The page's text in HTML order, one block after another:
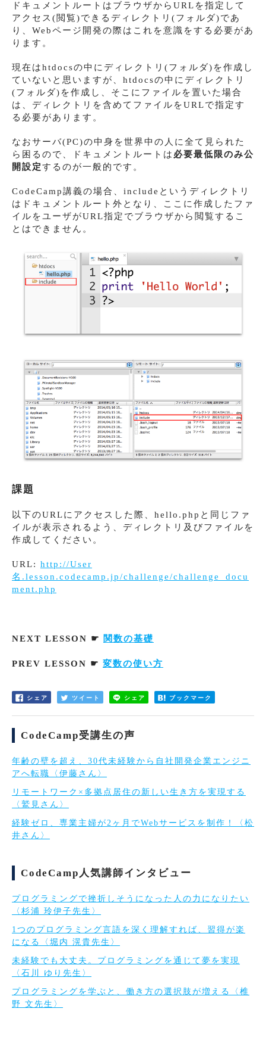
ドキュメントルートはブラウザからURLを指定して
アクセス(閲覧)できるディレクトリ(フォルダ)であ
り、Webページ開発の際はこれを意識をする必要があ
ります。
現在はhtdocsの中にディレクトリ(フォルダ)を作成し
ていないと思いますが、htdocsの中にディレクトリ
(フォルダ)を作成し、そこにファイルを置いた場合
は、ディレクトリを含めてファイルをURLで指定す
る必要があります。
なおサーバ(PC)の中身を世界中の人に全て見られた
ら困るので、ドキュメントルートは 必要最低限のみ公
開設定するのが一般的です。
CodeCamp講義の場合、includeというディレクトリ
はドキュメントルート外となり、ここに作成したファ
イルをユーザがURL指定でブラウザから閲覧するこ
とはできません。
課題
以下のURLにアクセスした際、hello.phpと同じファ
イルが表示されるよう、ディレクトリ及びファイルを
作成してください。
URL: http://User
名.lesson.codecamp.jp/challenge/challenge_docu
ment.php
NEXT LESSON ☛ 関数の基礎
PREV LESSON ☛ 変数の使い方
シェア ツイート シェア ブックマーク
CodeCamp受講生の声
年齢の壁を超え、30代未経験から自社開発企業エンジニ
アへ転職〈伊藤さん〉
リモートワーク×多拠点居住の新しい生き方を実現する
〈鷲見さん〉
経験ゼロ、専業主婦が2ヶ月でWebサービスを制作！〈松
井さん〉
CodeCamp人気講師インタビュー
プログラミングで挫折しそうになった人の力になりたい
〈杉浦 玲伊子先生〉
1つのプログラミング言語を深く理解すれば、習得が楽
になる〈堀内 滉貴先生〉
未経験でも大丈夫。プログラミングを通じて夢を実現
〈石川 ゆり先生〉
プログラミングを学ぶと、働き方の選択肢が増える〈椎
野 文先生〉